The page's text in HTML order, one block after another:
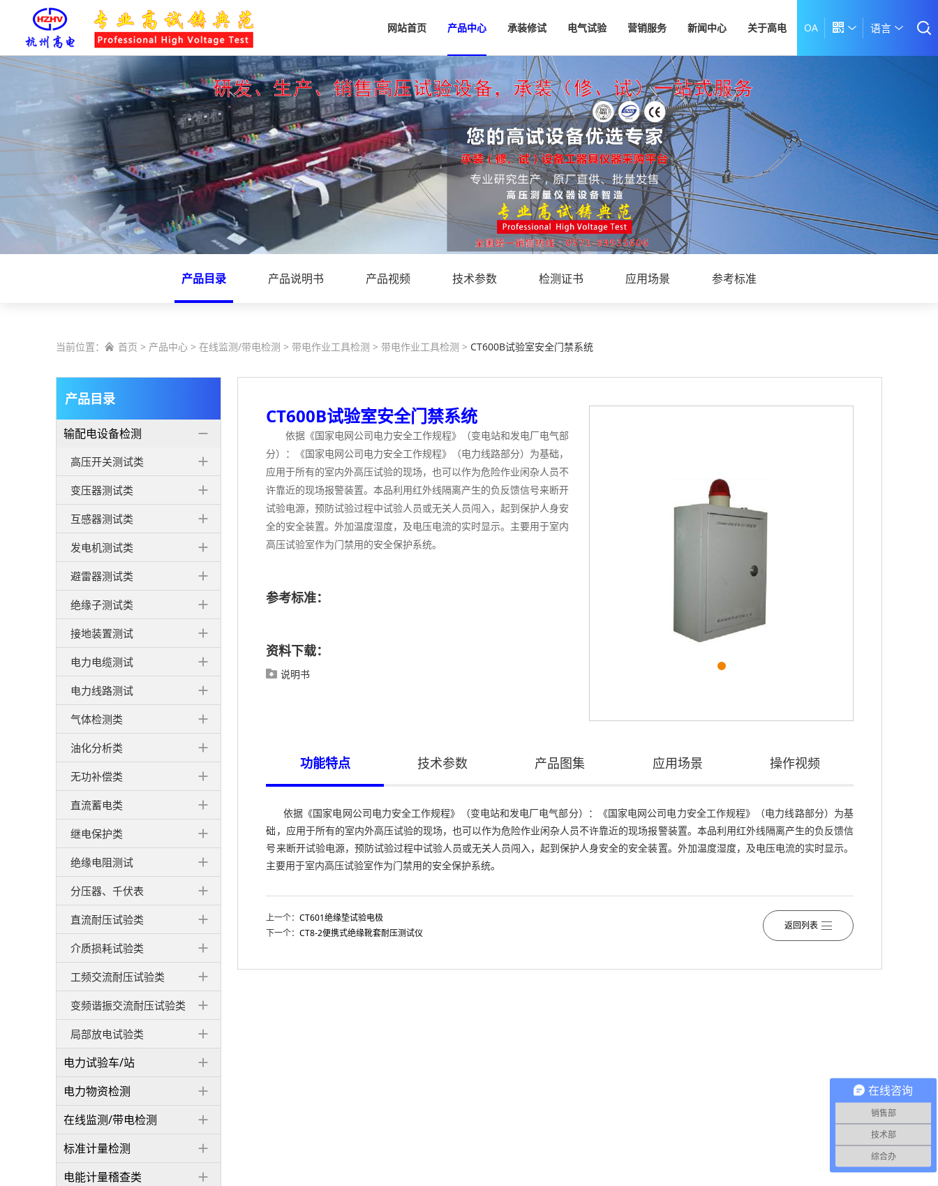
网站首页 产品中心 承装修试 电气试验 营销服务 新闻中心 关于高电 OA  语言
产品目录 产品说明书 产品视频 技术参数 检测证书 应用场景 参考标准
当前位置：  首页 > 产品中心 > 在线监测/带电检测 > 带电作业工具检测 > 带电作业工具检测 > CT600B试验室安全门禁系统
产品目录
输配电设备检测
高压开关测试类
变压器测试类
互感器测试类
发电机测试类
避雷器测试类
绝缘子测试类
接地装置测试
电力电缆测试
电力线路测试
气体检测类
油化分析类
无功补偿类
直流蓄电类
继电保护类
绝缘电阻测试
分压器、千伏表
直流耐压试验类
介质损耗试验类
工频交流耐压试验类
变频谐振交流耐压试验类
局部放电试验类
电力试验车/站
电力物资检测
在线监测/带电检测
标准计量检测
电能计量稽查类
CT600B试验室安全门禁系统
依据《国家电网公司电力安全工作规程》（变电站和发电厂电气部
分）：《国家电网公司电力安全工作规程》（电力线路部分）为基础，
应用于所有的室内外高压试验的现场，也可以作为危险作业闲杂人员不
许靠近的现场报警装置。本品利用红外线隔离产生的负反馈信号来断开
试验电源，预防试验过程中试验人员或无关人员闯入，起到保护人身安
全的安全装置。外加温度湿度，及电压电流的实时显示。主要用于室内
高压试验室作为门禁用的安全保护系统。
参考标准：
资料下载：
 说明书
功能特点 技术参数 产品图集 应用场景 操作视频
依据《国家电网公司电力安全工作规程》（变电站和发电厂电气部分）：《国家电网公司电力安全工作规程》（电力线路部分）为基
础，应用于所有的室内外高压试验的现场，也可以作为危险作业闲杂人员不许靠近的现场报警装置。本品利用红外线隔离产生的负反馈信
号来断开试验电源，预防试验过程中试验人员或无关人员闯入，起到保护人身安全的安全装置。外加温度湿度，及电压电流的实时显示。
主要用于室内高压试验室作为门禁用的安全保护系统。
上一个：CT601绝缘垫试验电极
下一个：CT8-2便携式绝缘靴套耐压测试仪
返回列表
在线咨询
销售部
技术部
综合办